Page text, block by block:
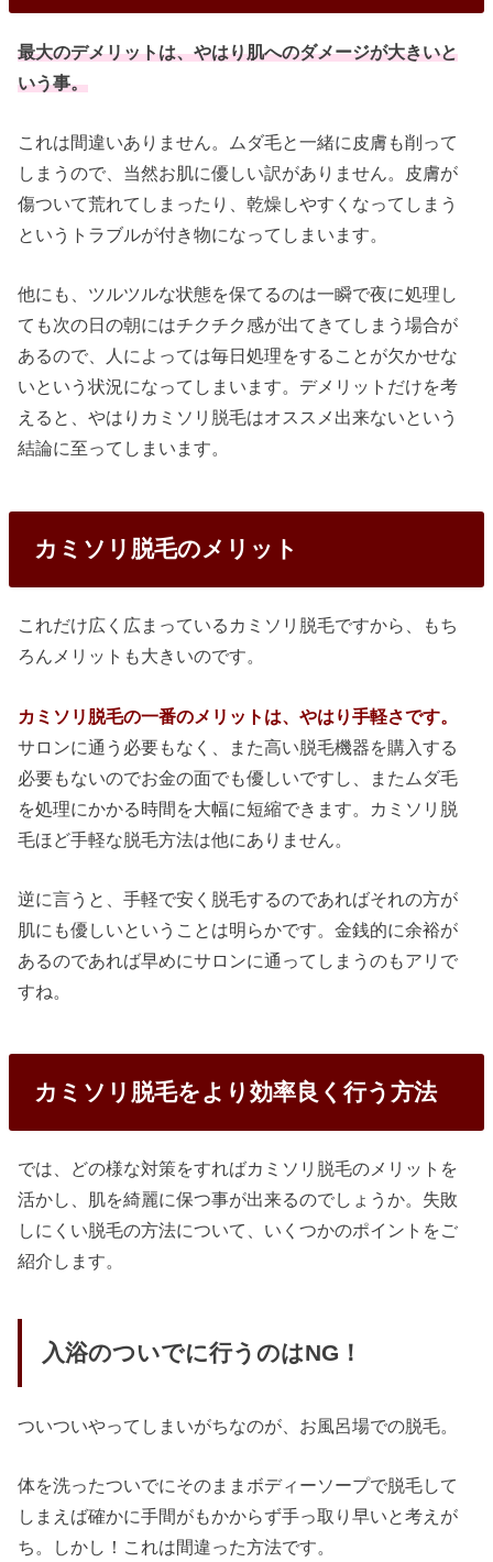
最大のデメリットは、やはり肌へのダメージが大きいと
いう事。
これは間違いありません。ムダ毛と一緒に皮膚も削って
しまうので、当然お肌に優しい訳がありません。皮膚が
傷ついて荒れてしまったり、乾燥しやすくなってしまう
というトラブルが付き物になってしまいます。
他にも、ツルツルな状態を保てるのは一瞬で夜に処理し
ても次の日の朝にはチクチク感が出てきてしまう場合が
あるので、人によっては毎日処理をすることが欠かせな
いという状況になってしまいます。デメリットだけを考
えると、やはりカミソリ脱毛はオススメ出来ないという
結論に至ってしまいます。
カミソリ脱毛のメリット
これだけ広く広まっているカミソリ脱毛ですから、もち
ろんメリットも大きいのです。
カミソリ脱毛の一番のメリットは、やはり手軽さです。
サロンに通う必要もなく、また高い脱毛機器を購入する
必要もないのでお金の面でも優しいですし、またムダ毛
を処理にかかる時間を大幅に短縮できます。カミソリ脱
毛ほど手軽な脱毛方法は他にありません。
逆に言うと、手軽で安く脱毛するのであればそれの方が
肌にも優しいということは明らかです。金銭的に余裕が
あるのであれば早めにサロンに通ってしまうのもアリで
すね。
カミソリ脱毛をより効率良く行う方法
では、どの様な対策をすればカミソリ脱毛のメリットを
活かし、肌を綺麗に保つ事が出来るのでしょうか。失敗
しにくい脱毛の方法について、いくつかのポイントをご
紹介します。
入浴のついでに行うのはNG！
ついついやってしまいがちなのが、お風呂場での脱毛。
体を洗ったついでにそのままボディーソープで脱毛して
しまえば確かに手間がもかからず手っ取り早いと考えが
ち。しかし！これは間違った方法です。